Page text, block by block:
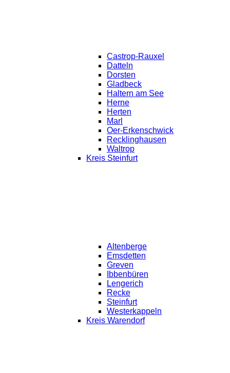
Castrop-Rauxel
Datteln
Dorsten
Gladbeck
Haltern am See
Herne
Herten
Marl
Oer-Erkenschwick
Recklinghausen
Waltrop
Kreis Steinfurt
Altenberge
Emsdetten
Greven
Ibbenbüren
Lengerich
Recke
Steinfurt
Westerkappeln
Kreis Warendorf